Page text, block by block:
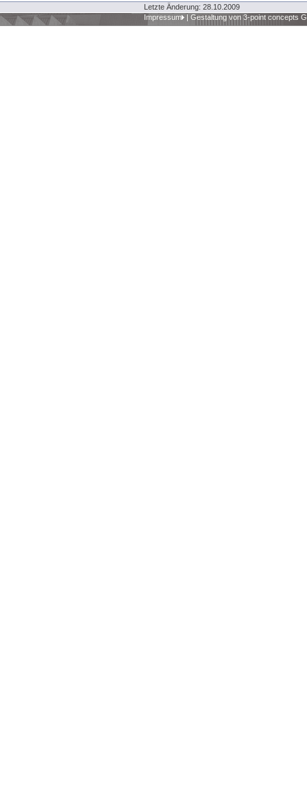
Letzte Änderung: 28.10.2009
Impressum
| Gestaltung von 3-point concepts